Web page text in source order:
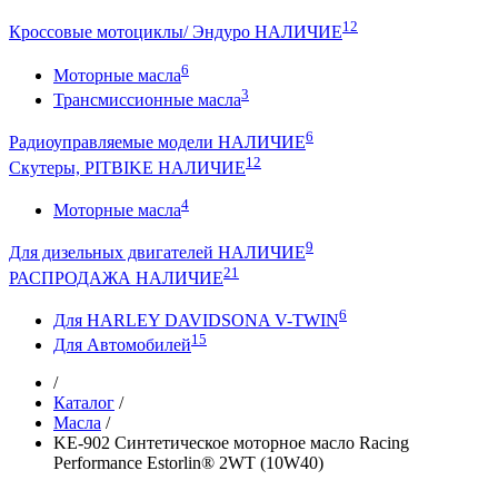
Кроссовые мотоциклы/ Эндуро НАЛИЧИЕ12
Моторные масла6
Трансмиссионные масла3
Радиоуправляемые модели НАЛИЧИЕ6
Скутеры, PITBIKE НАЛИЧИЕ12
Моторные масла4
Для дизельных двигателей НАЛИЧИЕ9
РАСПРОДАЖА НАЛИЧИЕ21
Для HARLEY DAVIDSONA V-TWIN6
Для Автомобилей15
/
Каталог /
Масла /
KE-902 Синтетическое моторное масло Racing
Performance Estorlin® 2WТ (10W40)